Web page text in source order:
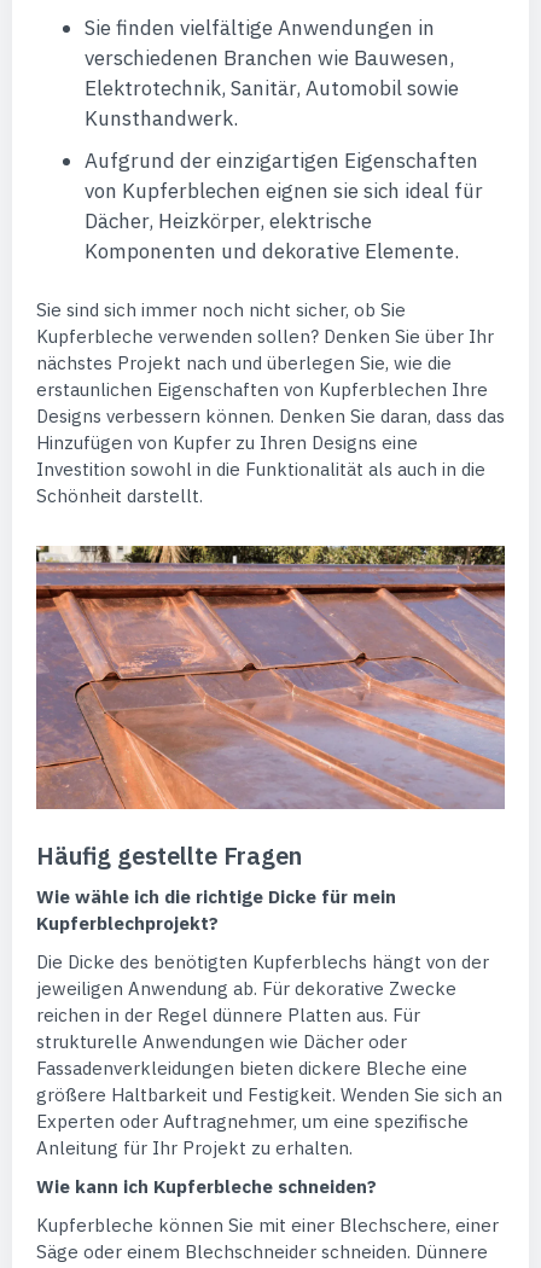
Sie finden vielfältige Anwendungen in
verschiedenen Branchen wie Bauwesen,
Elektrotechnik, Sanitär, Automobil sowie
Kunsthandwerk.
Aufgrund der einzigartigen Eigenschaften
von Kupferblechen eignen sie sich ideal für
Dächer, Heizkörper, elektrische
Komponenten und dekorative Elemente.
Sie sind sich immer noch nicht sicher, ob Sie
Kupferbleche verwenden sollen? Denken Sie über Ihr
nächstes Projekt nach und überlegen Sie, wie die
erstaunlichen Eigenschaften von Kupferblechen Ihre
Designs verbessern können. Denken Sie daran, dass das
Hinzufügen von Kupfer zu Ihren Designs eine
Investition sowohl in die Funktionalität als auch in die
Schönheit darstellt.
Häufig gestellte Fragen
Wie wähle ich die richtige Dicke für mein
Kupferblechprojekt?
Die Dicke des benötigten Kupferblechs hängt von der
jeweiligen Anwendung ab. Für dekorative Zwecke
reichen in der Regel dünnere Platten aus. Für
strukturelle Anwendungen wie Dächer oder
Fassadenverkleidungen bieten dickere Bleche eine
größere Haltbarkeit und Festigkeit. Wenden Sie sich an
Experten oder Auftragnehmer, um eine spezifische
Anleitung für Ihr Projekt zu erhalten.
Wie kann ich Kupferbleche schneiden?
Kupferbleche können Sie mit einer Blechschere, einer
Säge oder einem Blechschneider schneiden. Dünnere